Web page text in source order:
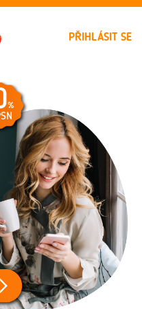
PŘIHLÁSIT SE